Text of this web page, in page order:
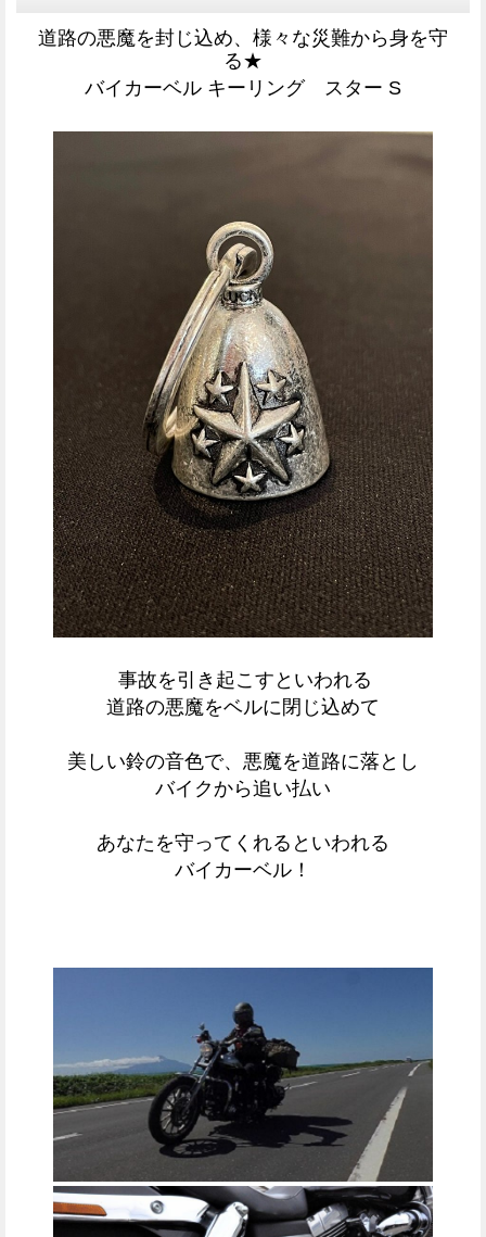
道路の悪魔を封じ込め、様々な災難から身を守
る★
バイカーベル キーリングスター S
事故を引き起こすといわれる
道路の悪魔をベルに閉じ込めて
美しい鈴の音色で、悪魔を道路に落とし
バイクから追い払い
あなたを守ってくれるといわれる
バイカーベル！